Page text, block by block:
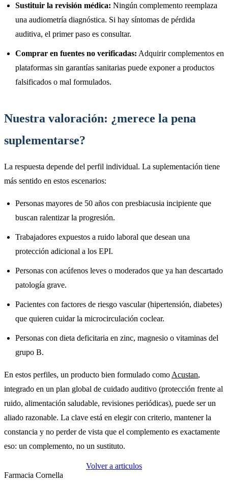
Sustituir la revisión médica: Ningún complemento reemplaza
una audiometría diagnóstica. Si hay síntomas de pérdida
auditiva, el primer paso es consultar.
Comprar en fuentes no verificadas: Adquirir complementos en
plataformas sin garantías sanitarias puede exponer a productos
falsificados o mal formulados.
Nuestra valoración: ¿merece la pena
suplementarse?
La respuesta depende del perfil individual. La suplementación tiene
más sentido en estos escenarios:
Personas mayores de 50 años con presbiacusia incipiente que
buscan ralentizar la progresión.
Trabajadores expuestos a ruido laboral que desean una
protección adicional a los EPI.
Personas con acúfenos leves o moderados que ya han descartado
patología grave.
Pacientes con factores de riesgo vascular (hipertensión, diabetes)
que quieren cuidar la microcirculación coclear.
Personas con dieta deficitaria en zinc, magnesio o vitaminas del
grupo B.
En estos perfiles, un producto bien formulado como Acustan,
integrado en un plan global de cuidado auditivo (protección frente al
ruido, alimentación saludable, revisiones periódicas), puede ser un
aliado razonable. La clave está en elegir con criterio, mantener la
constancia y no perder de vista que el complemento es exactamente
eso: un complemento, no un sustituto.
Volver a articulos
Farmacia Cornella